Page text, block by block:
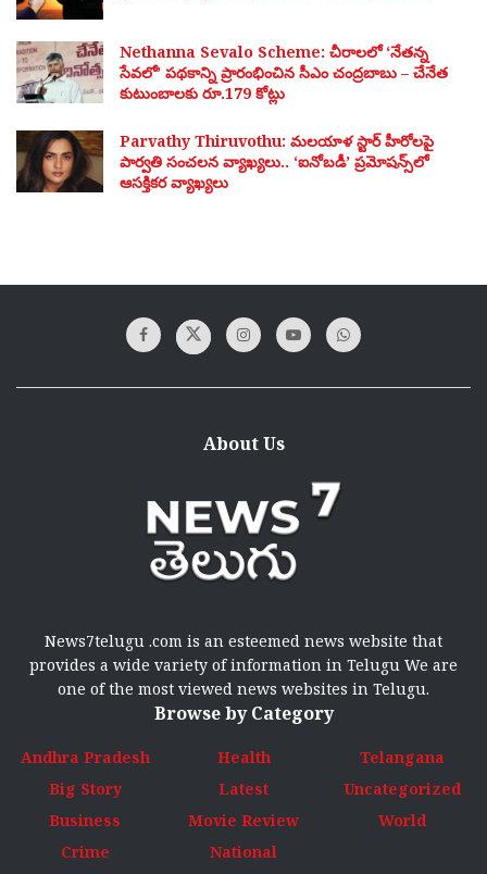
Nethanna Sevalo Scheme: చీరాలలో ‘నేతన్న
సేవలో’ పథకాన్ని ప్రారంభించిన సీఎం చంద్రబాబు – చేనేత
కుటుంబాలకు రూ.179 కోట్లు
Parvathy Thiruvothu: మలయాళ స్టార్ హీరోలపై
పార్వతి సంచలన వ్యాఖ్యలు.. ‘ఐనోబడీ’ ప్రమోషన్స్‌లో
ఆసక్తికర వ్యాఖ్యలు
About Us
News7telugu .com is an esteemed news website that
provides a wide variety of information in Telugu We are
one of the most viewed news websites in Telugu.
Browse by Category
Andhra Pradesh
Big Story
Business
Crime
Health
Latest
Movie Review
National
Telangana
Uncategorized
World